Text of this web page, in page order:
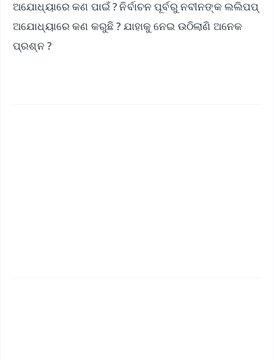
ଅଯୋଧ୍ୟାରେ କଣ ପାଇଁ ? ନିର୍ବାଚନ ପୂର୍ବରୁ ନବୀନଙ୍କ ଲଲିପପ୍
ଅଯୋଧ୍ୟାରେ କଣ କରୁଛି ? ଯାହାକୁ ନେଇ ଉଠିଲାଣି ଅନେକ
ପ୍ରଶ୍ନ ?